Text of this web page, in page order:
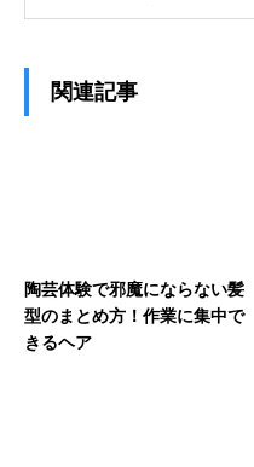
関連記事
陶芸体験で邪魔にならない髪
型のまとめ方！作業に集中で
きるヘア